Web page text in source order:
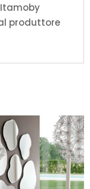
produttore